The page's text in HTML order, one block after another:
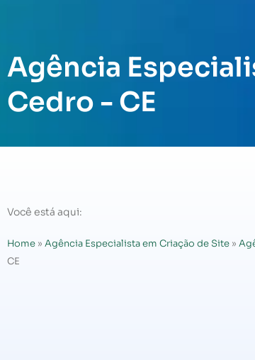
Agência
Cedro - CE
Você está aqui:
Home » Agência Especialista em Criação de Site »
CE